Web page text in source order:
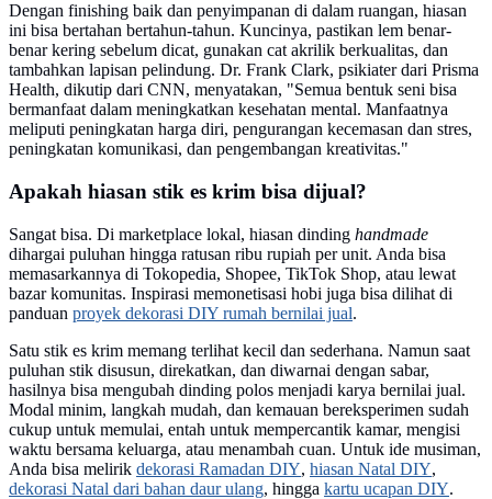
Dengan finishing baik dan penyimpanan di dalam ruangan, hiasan
ini bisa bertahan bertahun-tahun. Kuncinya, pastikan lem benar-
benar kering sebelum dicat, gunakan cat akrilik berkualitas, dan
tambahkan lapisan pelindung. Dr. Frank Clark, psikiater dari Prisma
Health, dikutip dari CNN, menyatakan, "Semua bentuk seni bisa
bermanfaat dalam meningkatkan kesehatan mental. Manfaatnya
meliputi peningkatan harga diri, pengurangan kecemasan dan stres,
peningkatan komunikasi, dan pengembangan kreativitas."
Apakah hiasan stik es krim bisa dijual?
Sangat bisa. Di marketplace lokal, hiasan dinding handmade
dihargai puluhan hingga ratusan ribu rupiah per unit. Anda bisa
memasarkannya di Tokopedia, Shopee, TikTok Shop, atau lewat
bazar komunitas. Inspirasi memonetisasi hobi juga bisa dilihat di
panduan proyek dekorasi DIY rumah bernilai jual.
Satu stik es krim memang terlihat kecil dan sederhana. Namun saat
puluhan stik disusun, direkatkan, dan diwarnai dengan sabar,
hasilnya bisa mengubah dinding polos menjadi karya bernilai jual.
Modal minim, langkah mudah, dan kemauan bereksperimen sudah
cukup untuk memulai, entah untuk mempercantik kamar, mengisi
waktu bersama keluarga, atau menambah cuan. Untuk ide musiman,
Anda bisa melirik dekorasi Ramadan DIY, hiasan Natal DIY,
dekorasi Natal dari bahan daur ulang, hingga kartu ucapan DIY.